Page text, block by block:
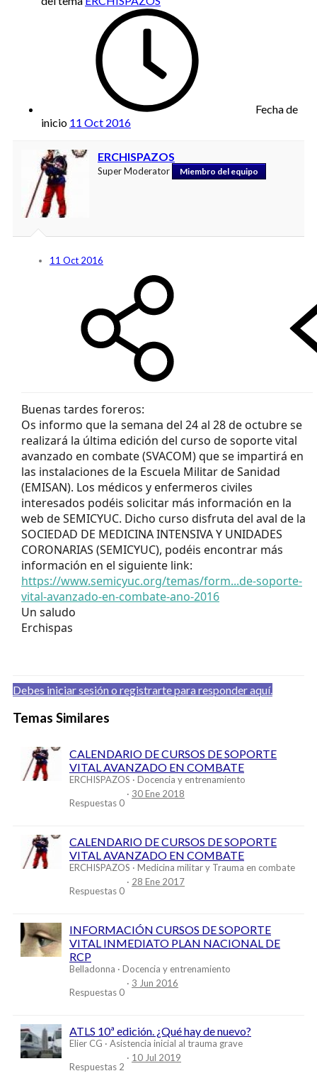
Fecha de
inicio 11 Oct 2016
ERCHISPAZOS
Super Moderator Miembro del equipo
11 Oct 2016
Buenas tardes foreros:
Os informo que la semana del 24 al 28 de octubre se
realizará la última edición del curso de soporte vital
avanzado en combate (SVACOM) que se impartirá en
las instalaciones de la Escuela Militar de Sanidad
(EMISAN). Los médicos y enfermeros civiles
interesados podéis solicitar más información en la
web de SEMICYUC. Dicho curso disfruta del aval de la
SOCIEDAD DE MEDICINA INTENSIVA Y UNIDADES
CORONARIAS (SEMICYUC), podéis encontrar más
información en el siguiente link:
https://www.semicyuc.org/temas/form...de-soporte-
vital-avanzado-en-combate-ano-2016
Un saludo
Erchispas
Debes iniciar sesión o registrarte para responder aquí.
Temas Similares
CALENDARIO DE CURSOS DE SOPORTE
VITAL AVANZADO EN COMBATE
ERCHISPAZOS Docencia y entrenamiento
Respuestas 0
30 Ene 2018
CALENDARIO DE CURSOS DE SOPORTE
VITAL AVANZADO EN COMBATE
ERCHISPAZOS Medicina militar y Trauma en combate
Respuestas 0
28 Ene 2017
INFORMACIÓN CURSOS DE SOPORTE
VITAL INMEDIATO PLAN NACIONAL DE
RCP
Belladonna Docencia y entrenamiento
Respuestas 0
3 Jun 2016
ATLS 10ª edición. ¿Qué hay de nuevo?
Elier CG Asistencia inicial al trauma grave
Respuestas 2
10 Jul 2019